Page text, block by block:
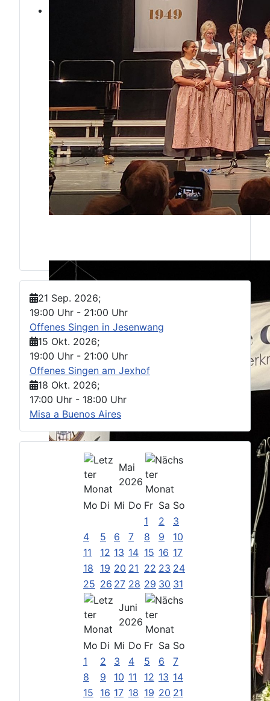
21 Sep. 2026;
19:00 Uhr - 21:00 Uhr
Offenes Singen in Jesenwang
15 Okt. 2026;
19:00 Uhr - 21:00 Uhr
Offenes Singen am Jexhof
18 Okt. 2026;
17:00 Uhr - 18:00 Uhr
Misa a Buenos Aires
Mai
2026
Mo Di Mi Do Fr Sa So
1
2
3
4
5 6 7 8 9
10
11
12 13 14 15 16 17
18
19 20 21 22 23 24
25 26 27 28 29 30 31
Juni
2026
Mo Di Mi Do Fr Sa So
1
2 3 4 5 6
7
8
9 10 11 12 13 14
15
16 17 18 19 20 21